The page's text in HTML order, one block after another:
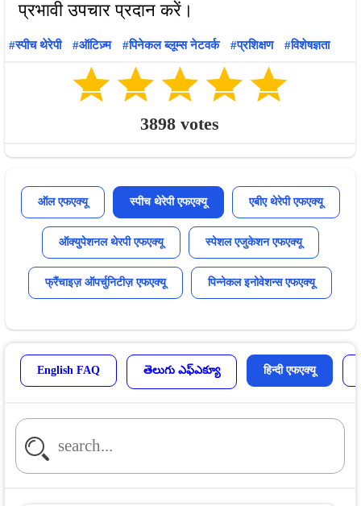
स्पीच थेरेपी ऑटिज़्म पिनेकल ब्लूम्स नेटवर्क प्रशिक्षण विशेषज्ञता
3898 votes
ऑल एफएक्यू स्पीच थेरेपी एफएक्यू एबीए थेरेपी एफएक्यू
ऑक्युपेशनल थेरपी एफएक्यू स्पेशल एजुकेशन एफएक्यू
फ्रैंचाइज़ ऑपर्चुनिटीज़ एफएक्यू पिन्नेकल इनोवेशन्स एफएक्यू
English FAQ తెలుగు ఎఫ్ఎక్యూ हिन्दी एफएक्यू